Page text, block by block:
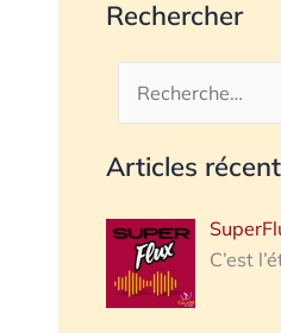
Rechercher
Rechercher :
Articles
C’est